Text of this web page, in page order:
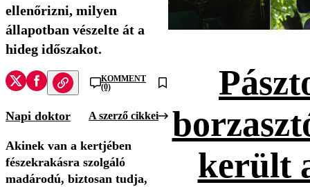
ellenőrizni, milyen
állapotban vészelte át a
hideg időszakot.
KOMMENT
(0)
Napi doktor A szerző cikkei
Akinek van a kertjében
fészekrakásra szolgáló
madárodú, biztosan tudja,
került